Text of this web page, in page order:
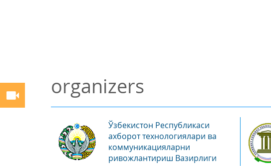
organizers
Ўзбекистон Республикаси
ахборот технологиялари ва
коммуникацияларни
ривожлантириш Вазирлиги